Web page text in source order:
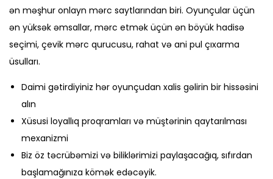
e
d
o
n
e
d
i
ən məşhur onlayn mərc saytlarından biri. Oyunçular üçün
ən yüksək əmsallar, mərc etmək üçün ən böyük hadisə
seçimi, çevik mərc qurucusu, rahat və ani pul çıxarma
üsulları.
Daimi gətirdiyiniz hər oyunçudan xalis gəlirin bir hissəsini
alın
Xüsusi loyallıq proqramları və müştərinin qaytarılması
mexanizmi
Biz öz təcrübəmizi və biliklərimizi paylaşacağıq, sıfırdan
başlamağınıza kömək edəcəyik.